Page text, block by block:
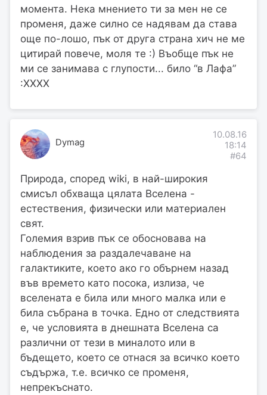
момента. Нека мнението ти за мен не се
променя, даже силно се надявам да става
още по-лошо, пък от друга страна хич не ме
цитирай повече, моля те :) Въобще пък не
ми се занимава с глупости... било “в Лафа”
:ХХХХ
Dymag
10.08.16
18:14
#64
Природа, според wiki, в най-широкия
смисъл обхваща цялата Вселена -
естествения, физически или материален
свят.
Големия взрив пък се обосновава на
наблюдения за раздалечаване на
галактиките, което ако го обърнем назад
във времето като посока, излиза, че
вселената е била или много малка или е
била събрана в точка. Едно от следствията
е, че условията в днешната Вселена са
различни от тези в миналото или в
бъдещето, което се отнася за всичко което
съдържа, т.е. всичко се променя,
непрекъснато.